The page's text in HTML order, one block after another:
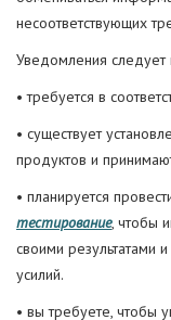
несоответствующих
Уведомления следует
• требуется в
• существует
продуктов и
• планируется
тестирование, чтобы
своими результатами
усилий.
• вы требуете, чтобы